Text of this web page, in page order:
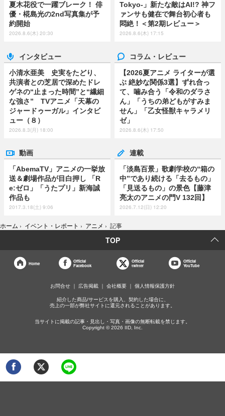
夏木花役で一躍ブレーク！ 俳
優・椛島光の2nd写真集が予
約開始
2026.8.6(木) 20:30
Tokyo-」新たな敵はAI!? 神フ
ァンサも健在で舞台初心者も
悶絶！＜第2期レビュー＞
2026.8.6(木) 17:15
インタビュー
小清水亜美 史実をたどり、
共演者との芝居で深めたドレ
ゲネの“止まった時間”と“繊細
な強さ” TVアニメ「天幕の
ジャードゥーガル」インタビ
ュー（８）
2026.8.3(月) 18:00
コラム・レビュー
【2026夏アニメ ライターが選
ぶ 絶妙な関係3選】ずれ合っ
て、噛み合う「令和のダラさ
ん」「うちの弟どもがすみま
せん」「乙女怪獣キャラメリ
ゼ」
2026.8.6(木) 17:50
動画
「AbemaTV」アニメの一挙放
送＆劇場作品が目白押し 「R
e:ゼロ」「うたプリ」新海誠
作品も
2017.3.18(土) 9:06
連載
「淡島百景」歌劇学校の“箱の
中”であり続ける「去るもの」
「見送るもの」の景色【藤津
亮太のアニメの門V 132回】
2026.7.12(日) 12:20
ホーム › イベント・レポート › アニメ › 記事
TOP
Home
Official
Facebook
Official
twitter
Official
YouTube
お問合せ 広告掲載 会社概要 個人情報保護方針
紹介した商品/サービスを購入、契約した場合に、
売上の一部が弊社サイトに還元されることがあります。
当サイトに掲載の記事・見出し・写真・画像の無断転載を禁じます。
Copyright © 2026 IID, Inc.